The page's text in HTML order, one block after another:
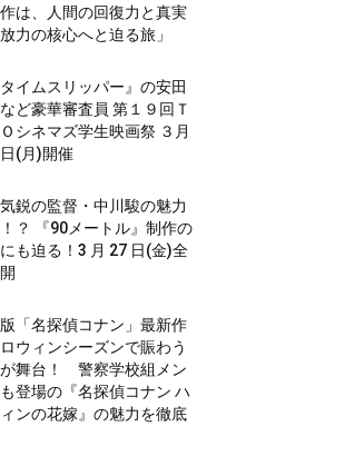
作は、人間の回復力と真実
力の核心へと迫る旅」
タイムスリッパー』の安田
ど豪華審査員 第１９回Ｔ
シネマズ学生映画祭 ３月
(月)開催
鋭の監督・中川駿の魅力
？ 『90メートル』制作の
も迫る！3 月 27 日(金)全
「名探偵コナン」最新作
ウィンシーズンで賑わう
舞台！ 警察学校組メン
登場の『名探偵コナン ハ
ンの花嫁』の魅力を徹底